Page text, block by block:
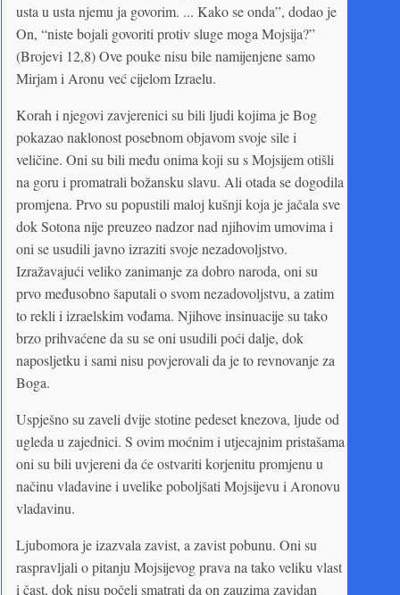
usta u usta njemu ja govorim. ... Kako se onda”, dodao je
On, “niste bojali govoriti protiv sluge moga Mojsija?”
(Brojevi 12,8) Ove pouke nisu bile namijenjene samo
Mirjam i Aronu već cijelom Izraelu.
Korah i njegovi zavjerenici su bili ljudi kojima je Bog
pokazao naklonost posebnom objavom svoje sile i
veličine. Oni su bili među onima koji su s Mojsijem otišli
na goru i promatrali božansku slavu. Ali otada se dogodila
promjena. Prvo su popustili maloj kušnji koja je jačala sve
dok Sotona nije preuzeo nadzor nad njihovim umovima i
oni se usudili javno izraziti svoje nezadovoljstvo.
Izražavajući veliko zanimanje za dobro naroda, oni su
prvo međusobno šaputali o svom nezadovoljstvu, a zatim
to rekli i izraelskim vođama. Njihove insinuacije su tako
brzo prihvaćene da su se oni usudili poći dalje, dok
naposljetku i sami nisu povjerovali da je to revnovanje za
Boga.
Uspješno su zaveli dvije stotine pedeset knezova, ljude od
ugleda u zajednici. S ovim moćnim i utjecajnim pristašama
oni su bili uvjereni da će ostvariti korjenitu promjenu u
načinu vladavine i uvelike poboljšati Mojsijevu i Aronovu
vladavinu.
Ljubomora je izazvala zavist, a zavist pobunu. Oni su
raspravljali o pitanju Mojsijevog prava na tako veliku vlast
i čast, dok nisu počeli smatrati da on zauzima zavidan